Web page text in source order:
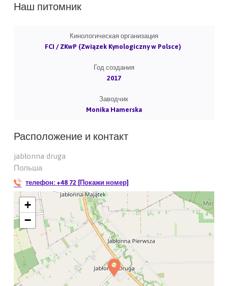
Наш питомник
Кинологическая организация
FCI / ZKwP (Związek Kynologiczny w Polsce)
Год создания
2017
Заводчик
Monika Hamerska
Расположение и контакт
jabłonna druga
Польша
телефон: +48 72 [Покажи номер]
+
−